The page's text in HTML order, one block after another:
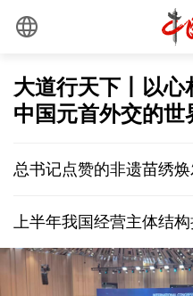
大道行天下丨以
中国元首外交的
总书记点赞的非遗苗绣
上半年我国经营主体结